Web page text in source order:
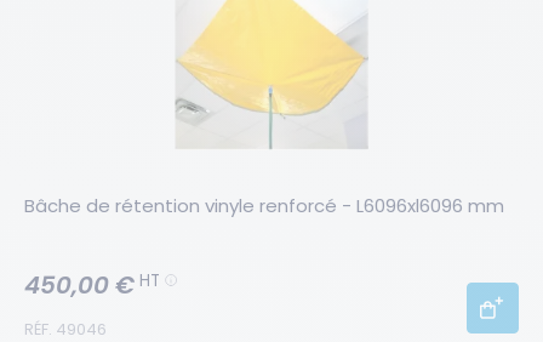
Bâche de rétention vinyle renforcé - L6096xl6096 mm
RÉF. 49046
450,00 € HT